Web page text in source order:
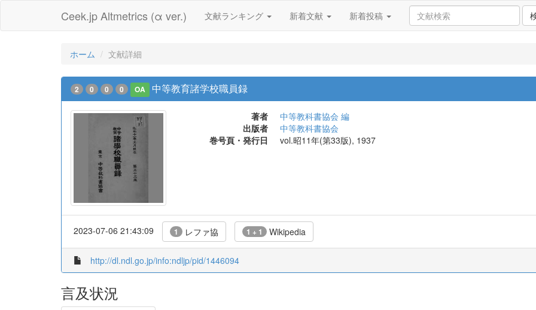
Ceek.jp Altmetrics (α ver.) 文献ランキング 新着文献 新着投稿
ホーム 文献詳細
2 0 0 0 OA 中等教育諸学校職員録
著者
中等教科書協会 編
出版者
中等教科書協会
巻号頁・発行日
vol.昭11年(第33版), 1937
2023-07-06 21:43:09 1 レファ協 1 + 1 Wikipedia
http://dl.ndl.go.jp/info:ndljp/pid/1446094
言及状況